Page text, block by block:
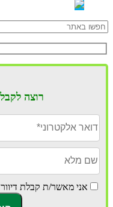
רוצה
אני מאשר/ת קבלת דיוור